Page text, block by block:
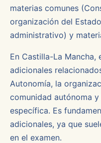
materias comunes
organización del
administrativo) y
En Castilla-La
adicionales
Autonomía, la
comunidad autónoma
específica. Es
adicionales, ya que
en el examen.